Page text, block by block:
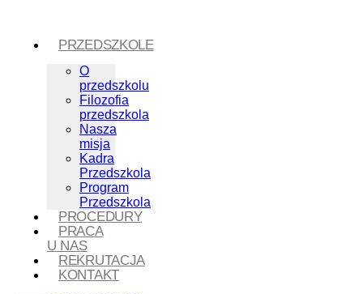
PRZEDSZKOLE
O
przedszkolu
Filozofia
przedszkola
Nasza
misja
Kadra
Przedszkola
Program
Przedszkola
PROCEDURY
PRACA
U NAS
REKRUTACJA
KONTAKT